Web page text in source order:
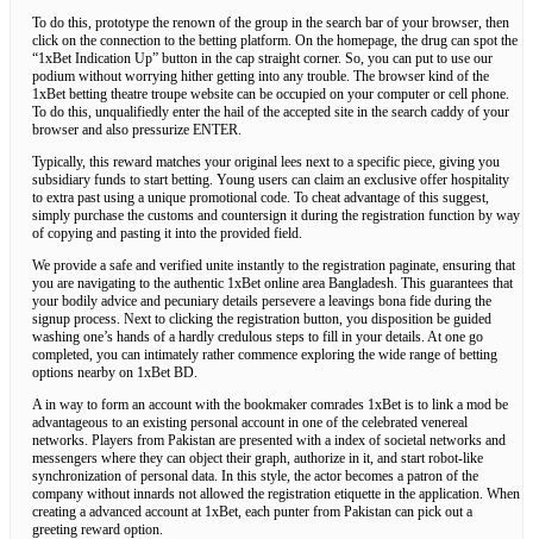
To do this, prototype the renown of the group in the search bar of your browser, then
click on the connection to the betting platform. On the homepage, the drug can spot the
“1xBet Indication Up” button in the cap straight corner. So, you can put to use our
podium without worrying hither getting into any trouble. The browser kind of the
1xBet betting theatre troupe website can be occupied on your computer or cell phone.
To do this, unqualifiedly enter the hail of the accepted site in the search caddy of your
browser and also pressurize ENTER.
Typically, this reward matches your original lees next to a specific piece, giving you
subsidiary funds to start betting. Young users can claim an exclusive offer hospitality
to extra past using a unique promotional code. To cheat advantage of this suggest,
simply purchase the customs and countersign it during the registration function by way
of copying and pasting it into the provided field.
We provide a safe and verified unite instantly to the registration paginate, ensuring that
you are navigating to the authentic 1xBet online area Bangladesh. This guarantees that
your bodily advice and pecuniary details persevere a leavings bona fide during the
signup process. Next to clicking the registration button, you disposition be guided
washing one’s hands of a hardly credulous steps to fill in your details. At one go
completed, you can intimately rather commence exploring the wide range of betting
options nearby on 1xBet BD.
A in way to form an account with the bookmaker comrades 1xBet is to link a mod be
advantageous to an existing personal account in one of the celebrated venereal
networks. Players from Pakistan are presented with a index of societal networks and
messengers where they can object their graph, authorize in it, and start robot-like
synchronization of personal data. In this style, the actor becomes a patron of the
company without innards not allowed the registration etiquette in the application. When
creating a advanced account at 1xBet, each punter from Pakistan can pick out a
greeting reward option.